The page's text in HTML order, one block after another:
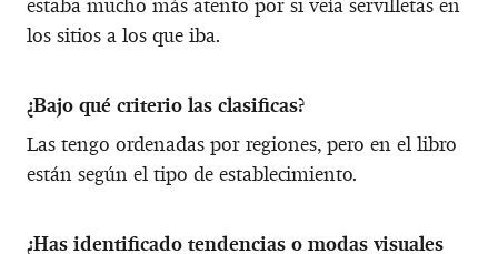
los sitios a los que iba.
¿Bajo qué criterio las clasificas?
Las tengo ordenadas por regiones, pero en el libro
están según el tipo de establecimiento.
¿Has identificado tendencias o modas visuales